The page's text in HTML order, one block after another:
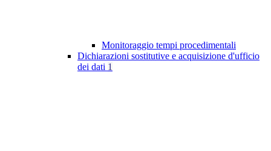
Monitoraggio tempi procedimentali
Dichiarazioni sostitutive e acquisizione d'ufficio
dei dati 1